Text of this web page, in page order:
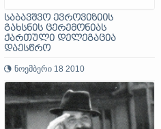
საბავშვო ევროვიზიის
გახსნის ცერემონიას
ქართული დელეგაცია
დაესწრო
ნოემბერი 18 2010